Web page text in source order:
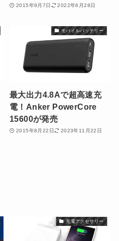
2015年9月7日 2022年6月28日
モバイルバッテリー
最大出力4.8Aで超高速充
電！Anker PowerCore
15600が発売
2015年8月22日 2023年11月22日
充電アクセサリー